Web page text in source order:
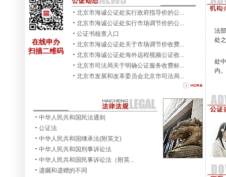
在线申办
扫描二维码
北京市海诚公证处实行政府指导价的公...
北京市海诚公证处实行市场调节价的公...
公证书核查入口
北京市海诚公证处关于市场调节价收费...
北京市海诚公证处海外远程视频公证收...
北京市司法局关于明确公证服务收费标...
北京市发展和改革委员会北京市司法局...
法
处
处
内。
中华人民共和国民法通则
公证法
中华人民共和国继承法(附英文)
中华人民共和国刑事诉讼法
中华人民共和国民事诉讼法（附英...
遗嘱和遗赠的不同